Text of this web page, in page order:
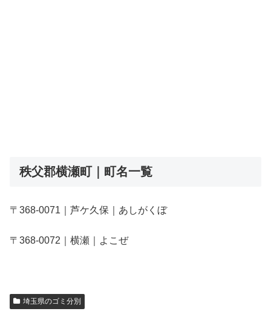
秩父郡横瀬町｜町名一覧
〒368-0071｜芦ケ久保｜あしがくぼ
〒368-0072｜横瀬｜よこぜ
埼玉県のゴミ分別